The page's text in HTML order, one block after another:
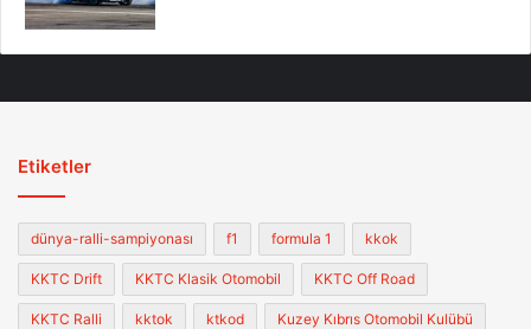
Etiketler
dünya-ralli-sampiyonası f1 formula 1 kkok
KKTC Drift KKTC Klasik Otomobil KKTC Off Road
KKTC Ralli kktok ktkod Kuzey Kıbrıs Otomobil Kulübü